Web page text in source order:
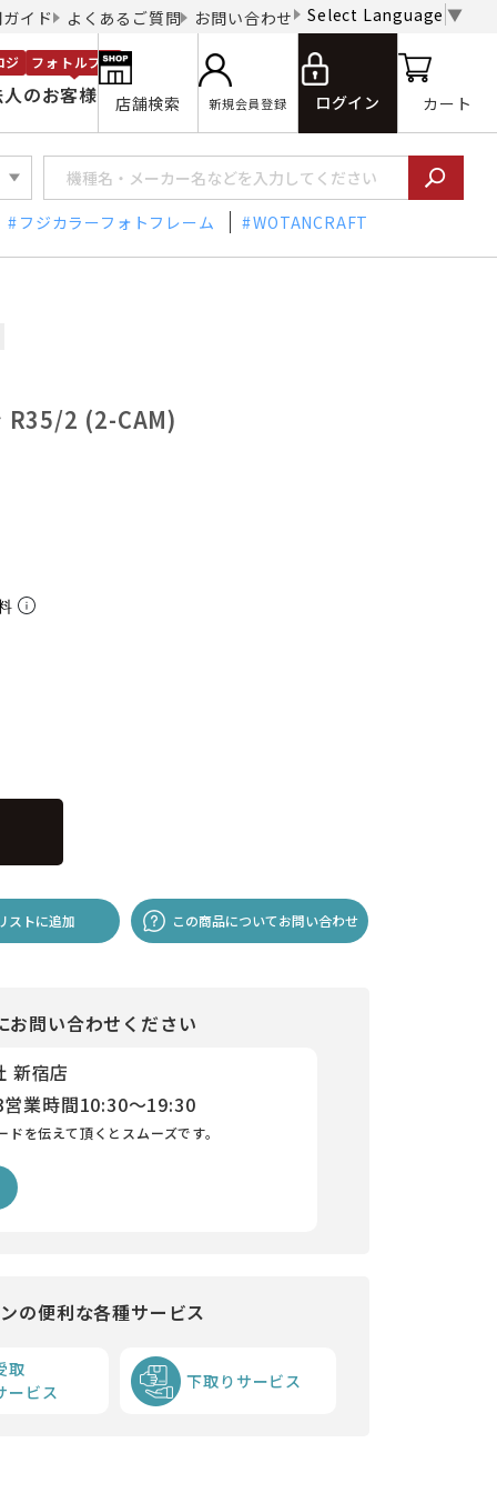
イド よくあるご質問 お問い合わせ Select Language ▼
のお客様
ジ フォトルプロ
店舗検索 新規会員登録 ログイン カート
フジカラーフォトフレーム WOTANCRAFT
R35/2 (2-CAM)
ストに追加 この商品についてお問い合わせ
お問い合わせください
新宿店
営業時間10:30～19:30
を伝えて頂くとスムーズです。
の便利な各種サービス
取
ービス
下取りサービス